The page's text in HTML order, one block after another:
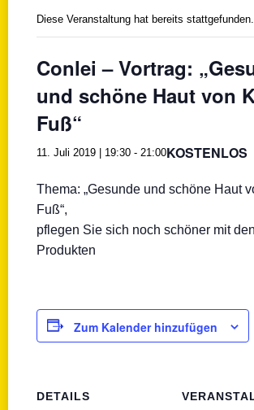
Diese Veranstaltung hat bereits stattgefunden.
Conlei – Vortrag:
und schöne Haut von
Fuß“
11. Juli 2019 | 19:30 - 21:00KOSTENLOS
Thema: „Gesunde und schöne Haut
Fuß“,
pflegen Sie sich noch schöner mit
Produkten
Zum Kalender hinzufügen
DETAILS